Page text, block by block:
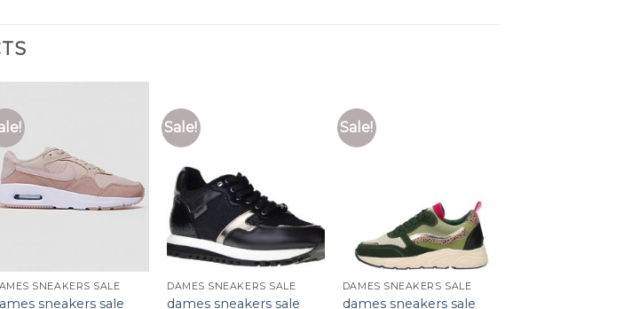
SNEAKERS SALE
sneakers sale
Sale!
DAMES SNEAKERS SALE
dames sneakers sale
Sale!
DAMES SNEAKERS SALE
dames sneakers sale